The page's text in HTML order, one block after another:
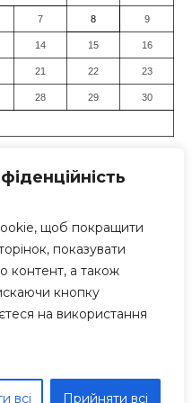
щоб покращити
показувати
контент, а також
кнопку
на використання
всі Прийняти всі
7 8 9
14 15 16
21 22 23
28 29 30
"Дніпровський Прес-
матеріалів
на «Дніпро Інформ»
Тел.: +38 (063) 271-17-71